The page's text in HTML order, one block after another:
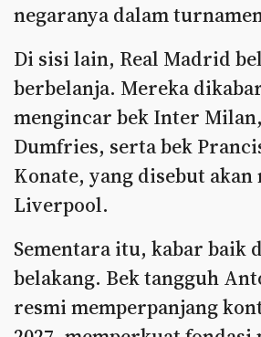
negaranya dalam
Di sisi lain, Real Madrid
berbelanja. Mereka
mengincar bek Inter
Dumfries, serta bek
Konate, yang disebut
Liverpool.
Sementara itu, kabar baik
belakang. Bek tangguh
resmi memperpanjang